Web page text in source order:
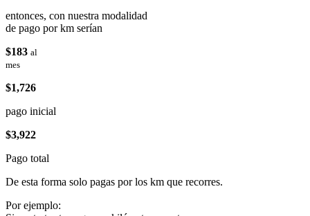
entonces, con nuestra modalidad
de pago por km serían
$183 al
mes
$1,726
pago inicial
$3,922
Pago total
De esta forma solo pagas por los km que recorres.
Por ejemplo: